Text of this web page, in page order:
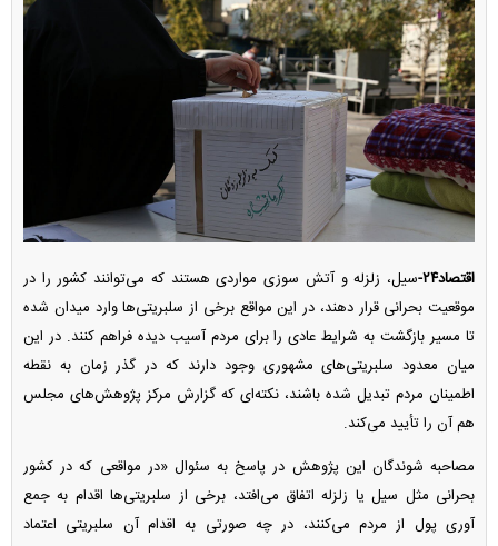
اقتصاد۲۴-
سیل، زلزله و آتش سوزی مواردی هستند که می‌توانند کشور را در
موقعیت بحرانی قرار دهند، در این مواقع برخی از سلبریتی‌ها وارد میدان شده
تا مسیر بازگشت به شرایط عادی را برای مردم آسیب دیده فراهم کنند. در این
میان معدود سلبریتی‌های مشهوری وجود دارند که در گذر زمان به نقطه
اطمینان مردم تبدیل شده باشند، نکته‌ای که گزارش مرکز پژوهش‌های مجلس
هم آن را تأیید می‌کند.
مصاحبه شوندگان این پژوهش در پاسخ به سئوال «در مواقعی که در کشور
بحرانی مثل سیل یا زلزله اتفاق می‌افتد، برخی از سلبریتی‌ها اقدام به جمع
آوری پول از مردم می‌کنند، در چه صورتی به اقدام آن سلبریتی اعتماد